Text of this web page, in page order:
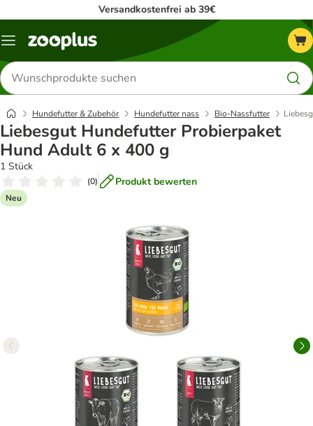
Versandkostenfrei ab 39€
Menü
Produkte
suchen
Hundefutter & Zubehör Hundefutter nass Bio-Nassfutter
Liebesgut Hundefutter Probierpaket
Hund Adult 6 x 400 g
1 Stück
(0) Produkt bewerten
Neu